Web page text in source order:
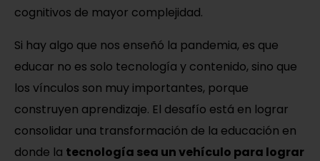
cognitivos de mayor complejidad.
Si hay algo que nos enseñó la pandemia, es que
educar no es solo tecnología y contenido, sino que
los vínculos son muy importantes, porque
construyen aprendizaje. El desafío está en lograr
consolidar una transformación de la educación en
donde la tecnología sea un vehículo para lograr